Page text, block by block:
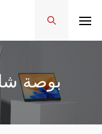
13.3